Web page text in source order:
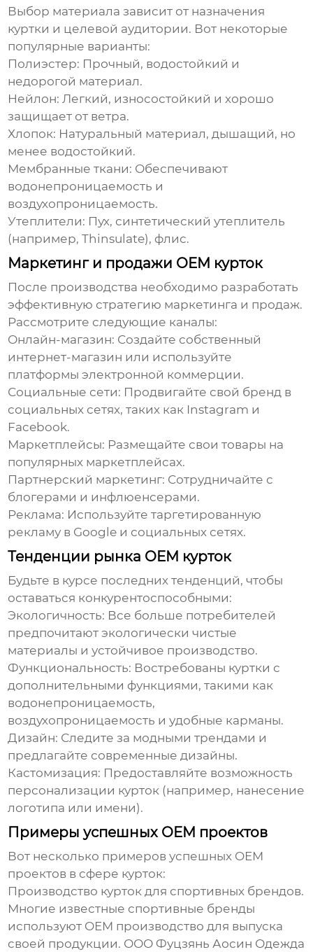
Выбор материала зависит от назначения
куртки и целевой аудитории. Вот некоторые
популярные варианты:
Полиэстер: Прочный, водостойкий и
недорогой материал.
Нейлон: Легкий, износостойкий и хорошо
защищает от ветра.
Хлопок: Натуральный материал, дышащий, но
менее водостойкий.
Мембранные ткани: Обеспечивают
водонепроницаемость и
воздухопроницаемость.
Утеплители: Пух, синтетический утеплитель
(например, Thinsulate), флис.
Маркетинг и продажи OEM курток
После производства необходимо разработать
эффективную стратегию маркетинга и продаж.
Рассмотрите следующие каналы:
Онлайн-магазин: Создайте собственный
интернет-магазин или используйте
платформы электронной коммерции.
Социальные сети: Продвигайте свой бренд в
социальных сетях, таких как Instagram и
Facebook.
Маркетплейсы: Размещайте свои товары на
популярных маркетплейсах.
Партнерский маркетинг: Сотрудничайте с
блогерами и инфлюенсерами.
Реклама: Используйте таргетированную
рекламу в Google и социальных сетях.
Тенденции рынка OEM курток
Будьте в курсе последних тенденций, чтобы
оставаться конкурентоспособными:
Экологичность: Все больше потребителей
предпочитают экологически чистые
материалы и устойчивое производство.
Функциональность: Востребованы куртки с
дополнительными функциями, такими как
водонепроницаемость,
воздухопроницаемость и удобные карманы.
Дизайн: Следите за модными трендами и
предлагайте современные дизайны.
Кастомизация: Предоставляйте возможность
персонализации курток (например, нанесение
логотипа или имени).
Примеры успешных OEM проектов
Вот несколько примеров успешных OEM
проектов в сфере курток:
Производство курток для спортивных брендов.
Многие известные спортивные бренды
используют OEM производство для выпуска
своей продукции. ООО Фуцзянь Аосин Одежда